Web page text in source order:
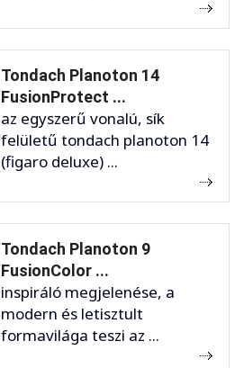
Tondach Planoton 14
FusionProtect ...
az egyszerű vonalú, sík
felületű tondach planoton 14
(figaro deluxe) ...
Tondach Planoton 9
FusionColor ...
inspiráló megjelenése, a
modern és letisztult
formavilága teszi az ...